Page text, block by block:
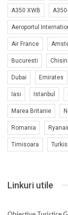
A350 XWB
Aeroportul
Air France
Bucuresti
Dubai Emirates
Iasi Istanbul
Marea Britanie
Romania
Timisoara
Linkuri utile